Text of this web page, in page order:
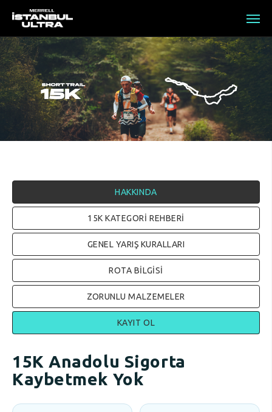
HAKKINDA
15K KATEGORİ REHBERİ
GENEL YARIŞ KURALLARI
ROTA BİLGİSİ
ZORUNLU MALZEMELER
KAYIT OL
15K Anadolu Sigorta
Kaybetmek Yok